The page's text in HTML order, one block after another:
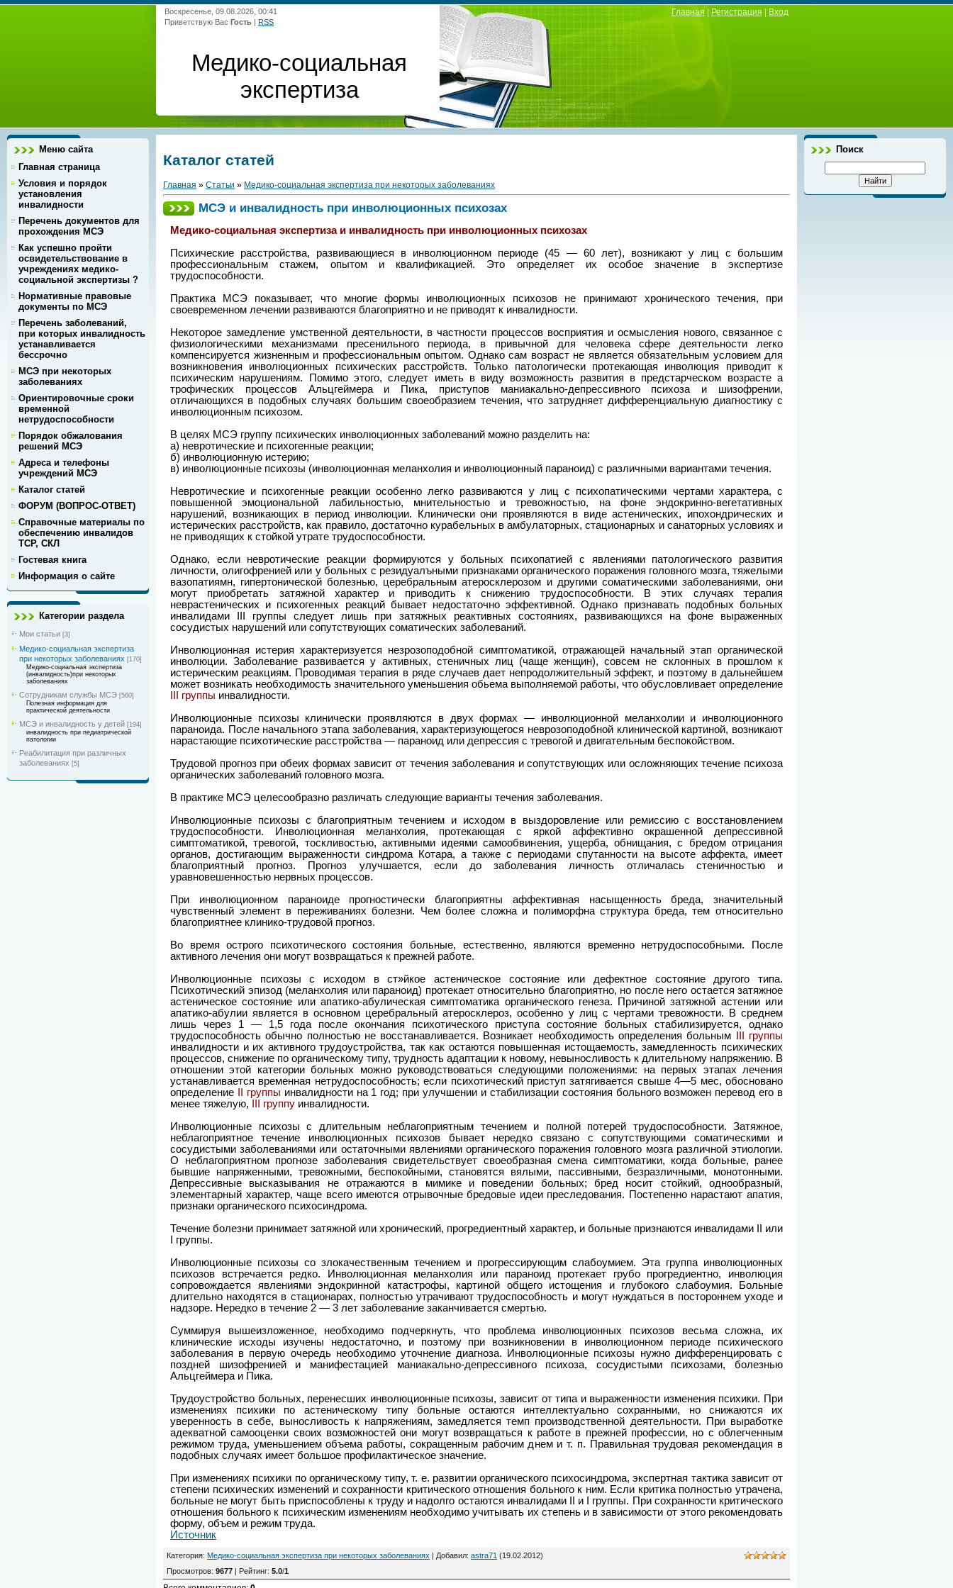
Воскресенье, 09.08.2026, 00:41
Приветствую Вас Гость | RSS
Медико-социальная
экспертиза
Главная Регистрация Вход
Меню сайта
Главная страница
Условия и порядок
установления
инвалидности
Перечень документов для
прохождения МСЭ
Как успешно пройти
освидетельствование в
учреждениях медико-
социальной экспертизы ?
Нормативные правовые
документы по МСЭ
Перечень заболеваний,
при которых инвалидность
устанавливается
бессрочно
МСЭ при некоторых
заболеваниях
Ориентировочные сроки
временной
нетрудоспособности
Порядок обжалования
решений МСЭ
Адреса и телефоны
учреждений МСЭ
Каталог статей
ФОРУМ (ВОПРОС-ОТВЕТ)
Справочные материалы по
обеспечению инвалидов
ТСР, СКЛ
Гостевая книга
Информация о сайте
Категории раздела
Мои статьи [3]
Медико-социальная экспертиза
при некоторых заболеваниях [170]
Медико-социальная экспертиза
(инвалидность)при некоторых
заболеваниях
Сотрудникам службы МСЭ [560]
Полезная информация для
практической деятельности
МСЭ и инвалидность у детей [194]
инвалидность при педиатрической
патологии
Реабилитация при различных
заболеваниях [5]
Каталог статей
Главная » Статьи » Медико-социальная экспертиза при некоторых заболеваниях
МСЭ и инвалидность при инволюционных психозах
Медико-социальная экспертиза и инвалидность при инволюционных психозах
Психические расстройства, развивающиеся в инволюционном периоде (45 — 60 лет), возникают у лиц с большим
профессиональным стажем, опытом и квалификацией. Это определяет их особое значение в экспертизе
трудоспособности.
Практика МСЭ показывает, что многие формы инволюционных психозов не принимают хронического течения, при
своевременном лечении развиваются благоприятно и не приводят к инвалидности.
Некоторое замедление умственной деятельности, в частности процессов восприятия и осмысления нового, связанное с
физиологическими механизмами пресенильного периода, в привычной для человека сфере деятельности легко
компенсируется жизненным и профессиональным опытом. Однако сам возраст не является обязательным условием для
возникновения инволюционных психических расстройств. Только патологически протекающая инволюция приводит к
психическим нарушениям. Помимо этого, следует иметь в виду возможность развития в предстарческом возрасте а
трофических процессов Альцгеймера и Пика, приступов маниакально-депрессивного психоза и шизофрении,
отличающихся в подобных случаях большим своеобразием течения, что затрудняет дифференциальную диагностику с
инволюционным психозом.
В целях МСЭ группу психических инволюционных заболеваний можно разделить на:
а) невротические и психогенные реакции;
б) инволюционную истерию;
в) инволюционные психозы (инволюционная меланхолия и инволюционный параноид) с различными вариантами течения.
Невротические и психогенные реакции особенно легко развиваются у лиц с психопатическими чертами характера, с
повышенной эмоциональной лабильностью, мнительностью и тревожностью, на фоне эндокринно-вегетативных
нарушений, возникающих в период инволюции. Клинически они проявляются в виде астенических, ипохондрических и
истерических расстройств, как правило, достаточно курабельных в амбулаторных, стационарных и санаторных условиях и
не приводящих к стойкой утрате трудоспособности.
Однако, если невротические реакции формируются у больных психопатией с явлениями патологического развития
личности, олигофренией или у больных с резидуалъными признаками органического поражения головного мозга, тяжелыми
вазопатиямн, гипертонической болезнью, церебральным атеросклерозом и другими соматическими заболеваниями, они
могут приобретать затяжной характер и приводить к снижению трудоспособности. В этих случаях терапия
неврастенических и психогенных реакций бывает недостаточно эффективной. Однако признавать подобных больных
инвалидами III группы следует лишь при затяжных реактивных состояниях, развивающихся на фоне выраженных
сосудистых нарушений или сопутствующих соматических заболеваний.
Инволюционная истерия характеризуется незрозоподобной симптоматикой, отражающей начальный этап органической
инволюции. Заболевание развивается у активных, стеничных лиц (чаще женщин), совсем не склонных в прошлом к
истерическим реакциям. Проводимая терапия в ряде случаев дает непродолжительный эффект, и поэтому в дальнейшем
может возникать необходимость значительного уменьшения обьема выполняемой работы, что обусловливает определение
III группы инвалидности.
Инволюционные психозы клинически проявляются в двух формах — инволюционной меланхолии и инволюционного
параноида. После начального этапа заболевания, характеризующегося неврозоподобной клинической картиной, возникают
нарастающие психотические расстройства — параноид или депрессия с тревогой и двигательным беспокойством.
Трудовой прогноз при обеих формах зависит от течения заболевания и сопутствующих или осложняющих течение психоза
органических заболеваний головного мозга.
В практике МСЭ целесообразно различать следующие варианты течения заболевания.
Инволюционные психозы с благоприятным течением и исходом в выздоровление или ремиссию с восстановлением
трудоспособности. Инволюционная меланхолия, протекающая с яркой аффективно окрашенной депрессивной
симптоматикой, тревогой, тоскливостью, активными идеями самообвинения, ущерба, обнищания, с бредом отрицания
органов, достигающим выраженности синдрома Котара, а также с периодами спутанности на высоте аффекта, имеет
благоприятный прогноз. Прогноз улучшается, если до заболевания личность отличалась стеничностью и
уравновешенностью нервных процессов.
При инволюционном параноиде прогностически благоприятны аффективная насыщенность бреда, значительный
чувственный элемент в переживаниях болезни. Чем более сложна и полиморфна структура бреда, тем относительно
благоприятнее клинико-трудовой прогноз.
Во время острого психотического состояния больные, естественно, являются временно нетрудоспособными. После
активного лечения они могут возвращаться к прежней работе.
Инволюционные психозы с исходом в ст»йкое астеническое состояние или дефектное состояние другого типа.
Психотический эпизод (меланхолия или параноид) протекает относительно благоприятно, но после него остается затяжное
астеническое состояние или апатико-абулическая симптоматика органического генеза. Причиной затяжной астении или
апатико-абулии является в основном церебральный атеросклероз, особенно у лиц с чертами тревожности. В среднем
лишь через 1 — 1,5 года после окончания психотического приступа состояние больных стабилизируется, однако
трудоспособность обычно полностью не восстанавливается. Возникает необходимость определения больным III группы
инвалидности и их активного трудоустройства, так как остаются повышенная истощаемость, замедленность психических
процессов, снижение по органическому типу, трудность адаптации к новому, невыносливость к длительному напряжению. В
отношении этой категории больных можно руководствоваться следующими положениями: на первых этапах лечения
устанавливается временная нетрудоспособность; если психотический приступ затягивается свыше 4—5 мес, обосновано
определение II группы инвалидности на 1 год; при улучшении и стабилизации состояния больного возможен перевод его в
менее тяжелую, III группу инвалидности.
Инволюционные психозы с длительным неблагоприятным течением и полной потерей трудоспособности. Затяжное,
неблагоприятное течение инволюционных психозов бывает нередко связано с сопутствующими соматическими и
сосудистыми заболеваниями или остаточными явлениями органического поражения головного мозга различной этиологии.
О неблагоприятном прогнозе заболевания свидетельствует своеобразная смена симптоматики, когда больные, ранее
бывшие напряженными, тревожными, беспокойными, становятся вялыми, пассивными, безразличными, монотонными.
Депрессивные высказывания не отражаются в мимике и поведении больных; бред носит стойкий, однообразный,
элементарный характер, чаще всего имеются отрывочные бредовые идеи преследования. Постепенно нарастают апатия,
признаки органического психосиндрома.
Течение болезни принимает затяжной или хронический, прогредиентный характер, и больные признаются инвалидами II или
I группы.
Инволюционные психозы со злокачественным течением и прогрессирующим слабоумием. Эта группа инволюционных
психозов встречается редко. Инволюционная меланхолия или параноид протекает грубо прогредиентно, инволюция
сопровождается явлениями эндокринной катастрофы, картиной общего истощения и глубокого слабоумия. Больные
длительно находятся в стационарах, полностью утрачивают трудоспособность и могут нуждаться в постороннем уходе и
надзоре. Нередко в течение 2 — 3 лет заболевание заканчивается смертью.
Суммируя вышеизложенное, необходимо подчеркнуть, что проблема инволюционных психозов весьма сложна, их
клинические исходы изучены недостаточно, и поэтому при возникновении в инволюционном периоде психического
заболевания в первую очередь необходимо уточнение диагноза. Инволюционные психозы нужно дифференцировать с
поздней шизофренией и манифестацией маниакально-депрессивного психоза, сосудистыми психозами, болезнью
Альцгеймера и Пика.
Трудоустройство больных, перенесших инволюционные психозы, зависит от типа и выраженности изменения психики. При
изменениях психики по астеническому типу больные остаются интеллектуально сохранными, но снижаются их
уверенность в себе, выносливость к напряжениям, замедляется темп производственной деятельности. При выработке
адекватной самооценки своих возможностей они могут возвращаться к работе в прежней профессии, но с облегченным
режимом труда, уменьшением объема работы, сокращенным рабочим днем и т. п. Правильная трудовая рекомендация в
подобных случаях имеет большое профилактическое значение.
При изменениях психики по органическому типу, т. е. развитии органического психосиндрома, экспертная тактика зависит от
степени психических изменений и сохранности критического отношения больного к ним. Если критика полностью утрачена,
больные не могут быть приспособлены к труду и надолго остаются инвалидами II и I группы. При сохранности критического
отношения больного к психическим изменениям необходимо учитывать их степень и в зависимости от этого рекомендовать
форму, объем и режим труда.
Источник
Категория: Медико-социальная экспертиза при некоторых заболеваниях | Добавил: astra71 (19.02.2012)
Просмотров: 9677 | Рейтинг: 5.0/1
Поиск